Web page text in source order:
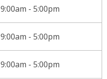
9:00am - 5:00pm
9:00am - 5:00pm
9:00am - 5:00pm